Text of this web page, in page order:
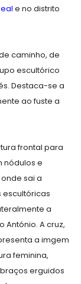
e no distrito
caminho, de
escultórico
Destaca-se a
ao fuste a
frontal para
nódulos e
sai a
escultóricas
a
António. A cruz,
a imgem
feminina,
erguidos